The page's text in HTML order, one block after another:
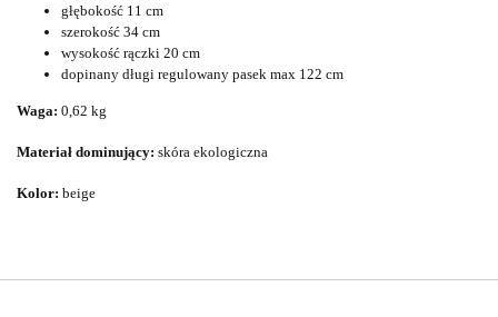
głębokość 11 cm
szerokość 34 cm
wysokość rączki 20 cm
dopinany długi regulowany pasek max 122 cm
Waga: 0,62 kg
Materiał dominujący: skóra ekologiczna
Kolor: beige